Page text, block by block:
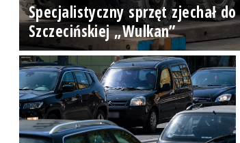
Specjalistyczny sprzęt zjechał
Szczecińskiej „Wulkan”